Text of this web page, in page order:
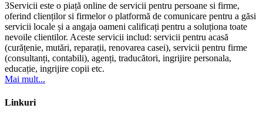
3Servicii este o piață online de servicii pentru persoane si firme,
oferind clienților si firmelor o platformă de comunicare pentru a găsi
servicii locale și a angaja oameni calificați pentru a soluționa toate
nevoile clientilor. Aceste servicii includ: servicii pentru acasă
(curățenie, mutări, reparații, renovarea casei), servicii pentru firme
(consultanți, contabili), agenți, traducători, ingrijire personala,
educație, ingrijire copii etc.
Mai mult...
Linkuri